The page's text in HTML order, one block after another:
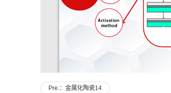
Pre.：金属化陶瓷14